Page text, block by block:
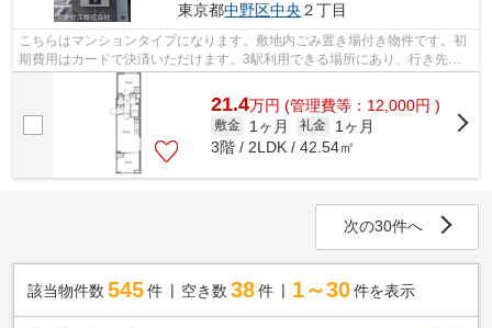
東京都中野区中央 ２丁目
こちらはマンションタイプになります。敷地内ごみ置き場付き物件です。初
期費用はカードで決済いただけます。3駅利用できる場所にあり、行き先に
合わせて使い分けができます。中野区の...
21.4万円 (管理費等：12,000円 )
敷金 1ヶ月 礼金
1ヶ月
3階 / 2LDK / 42.54㎡
次の30件へ
該当物件数 545件 空き数 38 件 1～30 件を表示